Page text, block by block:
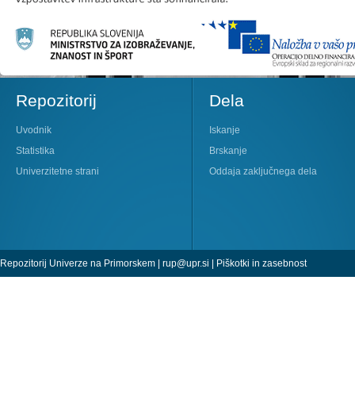
Repozitorij
Uvodnik
Statistika
Univerzitetne strani
Dela
Iskanje
Brskanje
Oddaja zaključnega dela
Repozitorij Univerze na Primorskem | rup@upr.si | Piškotki in zasebnost